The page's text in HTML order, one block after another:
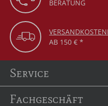
BERATUNG
AB 150 € *
Service
Fachgeschäft